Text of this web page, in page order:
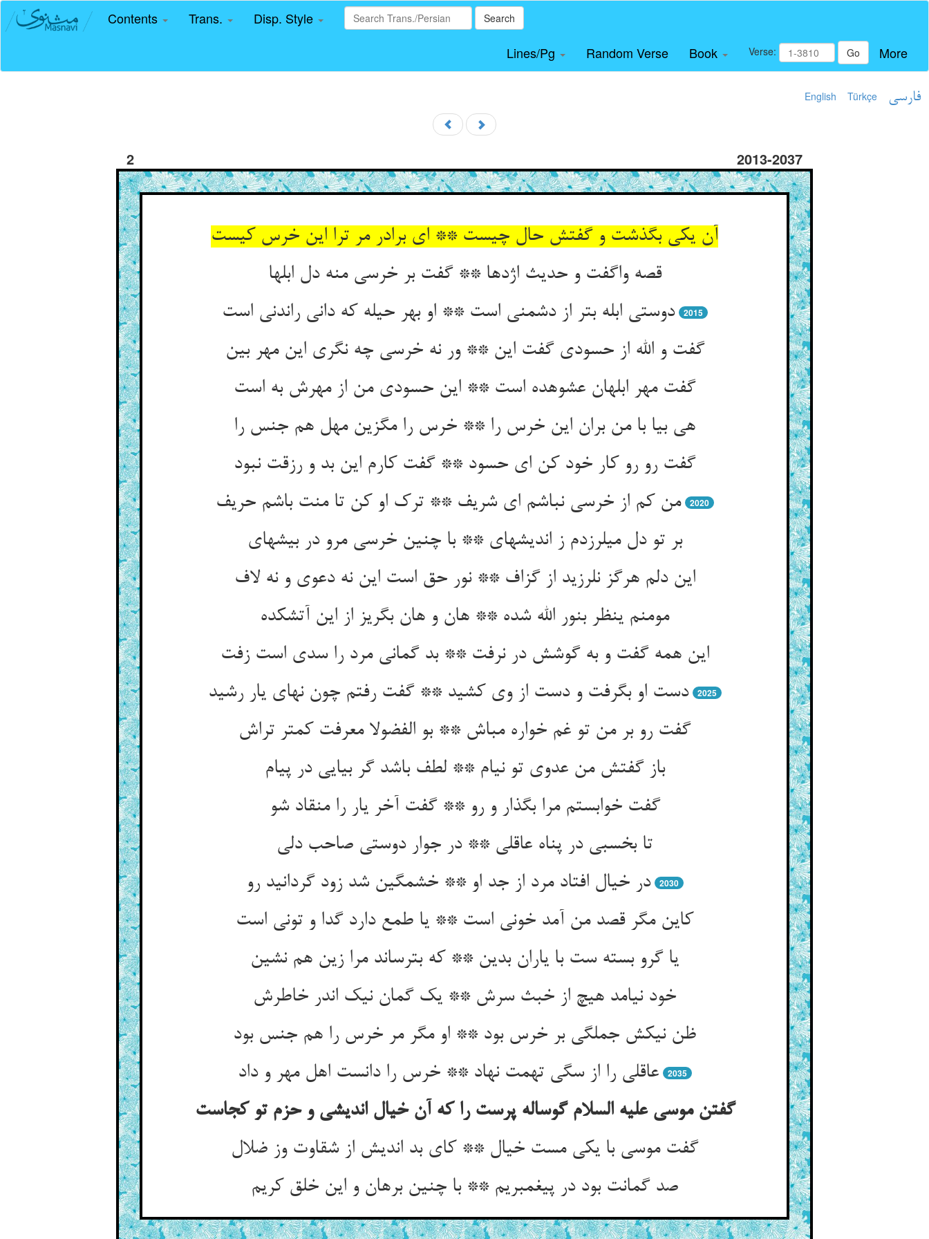
Contents Trans. Disp. Style Search
Lines/Pg Random Verse Book Verse: Go More
English Türkçe فارسی
2 2013-2037
آن یکی بگذشت و گفتش حال چیست ** ای برادر مر ترا این خرس کیست‏
قصه واگفت و حدیث اژدها ** گفت بر خرسی منه دل ابلها
دوستی ابله بتر از دشمنی است ** او بهر حیله که دانی راندنی است‏
2015
گفت و الله از حسودی گفت این ** ور نه خرسی چه نگری این مهر بین‏
گفت مهر ابلهان عشوه‏ده است ** این حسودی من از مهرش به است‏
هی بیا با من بران این خرس را ** خرس را مگزین مهل هم جنس را
گفت رو رو کار خود کن ای حسود ** گفت کارم این بد و رزقت نبود
من کم از خرسی نباشم ای شریف ** ترک او کن تا منت باشم حریف‏
2020
بر تو دل می‏لرزدم ز اندیشه‏ای ** با چنین خرسی مرو در بیشه‏ای‏
این دلم هرگز نلرزید از گزاف ** نور حق است این نه دعوی و نه لاف‏
مومنم ینظر بنور الله شده ** هان و هان بگریز از این آتشکده‏
این همه گفت و به گوشش در نرفت ** بد گمانی مرد را سدی است زفت‏
دست او بگرفت و دست از وی کشید ** گفت رفتم چون نه‏ای یار رشید
2025
گفت رو بر من تو غم خواره مباش ** بو الفضولا معرفت کمتر تراش‏
باز گفتش من عدوی تو نی‏ام ** لطف باشد گر بیایی در پی‏ام‏
گفت خوابستم مرا بگذار و رو ** گفت آخر یار را منقاد شو
تا بخسبی در پناه عاقلی ** در جوار دوستی صاحب دلی‏
در خیال افتاد مرد از جد او ** خشمگین شد زود گردانید رو
2030
کاین مگر قصد من آمد خونی است ** یا طمع دارد گدا و تونی است‏
یا گرو بسته ست با یاران بدین ** که بترساند مرا زین هم نشین‏
خود نیامد هیچ از خبث سرش ** یک گمان نیک اندر خاطرش‏
ظن نیکش جملگی بر خرس بود ** او مگر مر خرس را هم جنس بود
عاقلی را از سگی تهمت نهاد ** خرس را دانست اهل مهر و داد
2035
گفتن موسی علیه السلام گوساله پرست را که آن خیال اندیشی و حزم تو کجاست‏
گفت موسی با یکی مست خیال ** کای بد اندیش از شقاوت وز ضلال‏
صد گمانت بود در پیغمبریم ** با چنین برهان و این خلق کریم‏